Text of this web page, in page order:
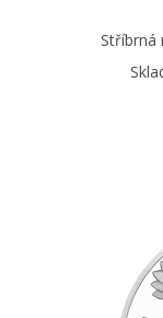
Stříbrná